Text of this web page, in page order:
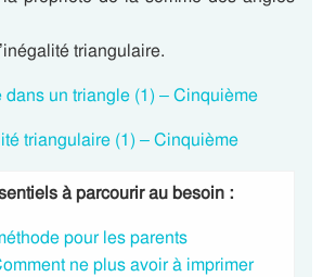
triangulaire.
un triangle (1) – Cinquième
triangulaire (1) – Cinquième
à parcourir au besoin :
pour les parents
ne plus avoir à imprimer